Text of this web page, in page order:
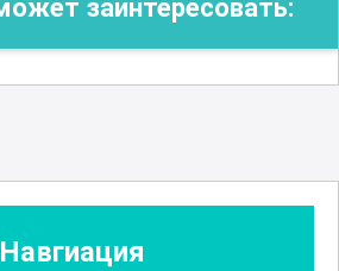
заинтересовать:
Навгиация